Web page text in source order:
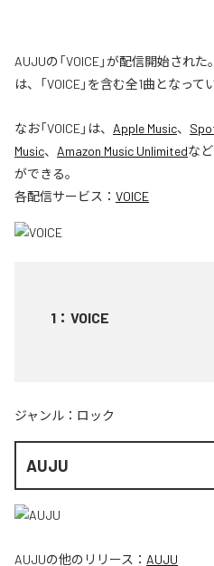
AUJUの「VOICE」が配信開始され
は、「VOICE」を含む全1曲となって
なお「VOICE」は、 Apple Music、
Music、 Amazon Music Unlimitedな
ができる。
各配信サービス： VOICE
1 ： VOICE
ジャンル： ロック
AUJU
AUJUの他のリリース： AUJU